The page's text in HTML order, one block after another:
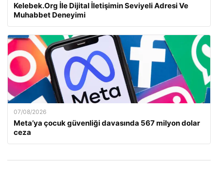
Kelebek.Org İle Dijital İletişimin Seviyeli Adresi Ve
Muhabbet Deneyimi
07/08/2026
Meta’ya çocuk güvenliği davasında 567 milyon dolar
ceza